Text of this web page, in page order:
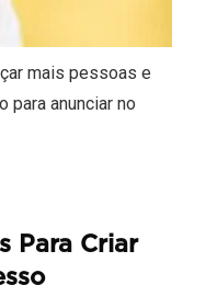
mais pessoas e
para anunciar no
Para Criar